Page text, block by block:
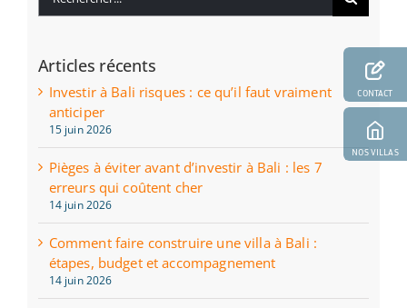
Articles récents
Investir à Bali risques : ce qu’il faut vraiment
anticiper
15 juin 2026
Pièges à éviter avant d’investir à Bali : les 7
erreurs qui coûtent cher
14 juin 2026
Comment faire construire une villa à Bali :
étapes, budget et accompagnement
14 juin 2026
CONTACT
NOS VILLAS